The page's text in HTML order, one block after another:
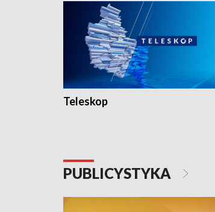
Teleskop
PUBLICYSTYKA